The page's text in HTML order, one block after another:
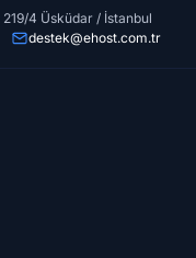
4 Üsküdar / İstanbul
destek@ehost.com.tr